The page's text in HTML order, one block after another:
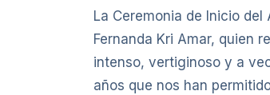
La Ceremonia de Inicio
Fernanda Kri Amar, quien
intenso, vertiginoso y a
años que nos han